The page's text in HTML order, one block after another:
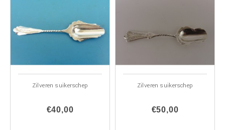
Zilveren suikerschep
€40,00
Zilveren suikerschep
€50,00